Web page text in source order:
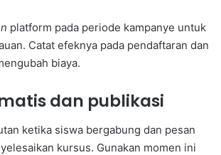
platform pada periode kampanye untuk
Catat efeknya pada pendaftaran dan
biaya.
dan publikasi
ketika siswa bergabung dan pesan
kursus. Gunakan momen ini